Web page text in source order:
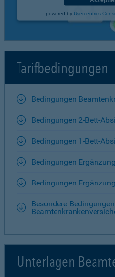
powered by Usercentrics
Tarifbedingungen
Bedingungen
Bedingungen 2-Bett-
Bedingungen 1-Bett-
Bedingungen Ergänzung
Bedingungen
Besondere Bedingungen
Unterlagen